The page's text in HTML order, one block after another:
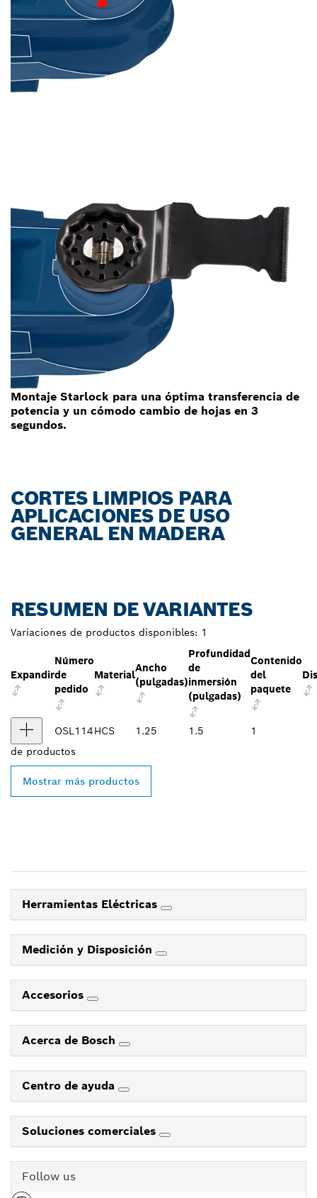
Montaje Starlock para una óptima transferencia de
potencia y un cómodo cambio de hojas en 3
segundos.
CORTES LIMPIOS PARA
APLICACIONES DE USO
GENERAL EN MADERA
RESUMEN DE VARIANTES
Variaciones de productos disponibles: 1
Expandir
Número
de
pedido
Material
Ancho
(pulgadas)
Profundidad
de
inmersión
(pulgadas)
Contenido
del
paquete
OSL114HCS 1.25 1.5
1
de productos
Mostrar más productos
Herramientas Eléctricas
Medición y Disposición
Accesorios
Acerca de Bosch
Centro de ayuda
Soluciones comerciales
Follow us